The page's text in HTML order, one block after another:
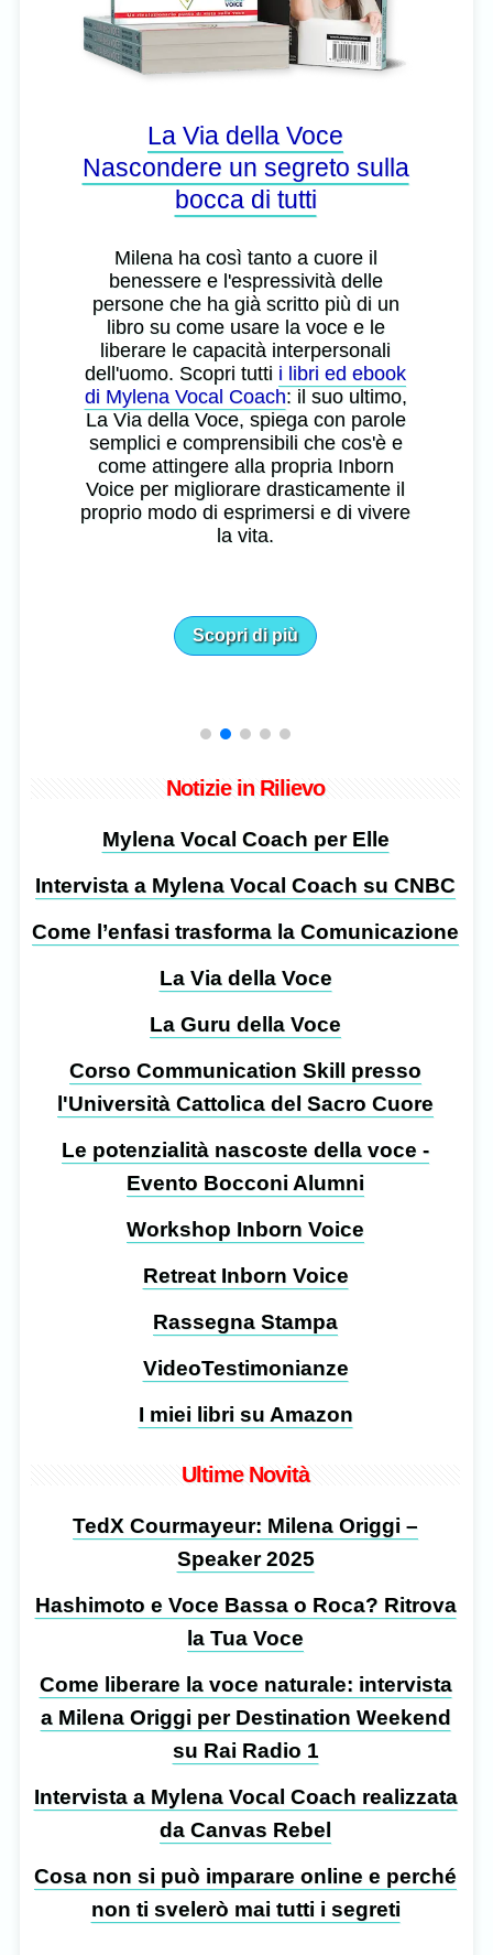
La Via della Voce
Nascondere un segreto sulla
bocca di tutti
Milena ha così tanto a cuore il
benessere e l'espressività delle
persone che ha già scritto più di un
libro su come usare la voce e le
liberare le capacità interpersonali
dell'uomo. Scopri tutti i libri ed ebook
di Mylena Vocal Coach: il suo ultimo,
La Via della Voce, spiega con parole
semplici e comprensibili che cos'è e
come attingere alla propria Inborn
Voice per migliorare drasticamente il
proprio modo di esprimersi e di vivere
la vita.
Scopri di più
Notizie in Rilievo
Mylena Vocal Coach per Elle
Intervista a Mylena Vocal Coach su CNBC
Come l’enfasi trasforma la Comunicazione
La Via della Voce
La Guru della Voce
Corso Communication Skill presso
l'Università Cattolica del Sacro Cuore
Le potenzialità nascoste della voce -
Evento Bocconi Alumni
Workshop Inborn Voice
Retreat Inborn Voice
Rassegna Stampa
VideoTestimonianze
I miei libri su Amazon
Ultime Novità
TedX Courmayeur: Milena Origgi –
Speaker 2025
Hashimoto e Voce Bassa o Roca? Ritrova
la Tua Voce
Come liberare la voce naturale: intervista
a Milena Origgi per Destination Weekend
su Rai Radio 1
Intervista a Mylena Vocal Coach realizzata
da Canvas Rebel
Cosa non si può imparare online e perché
non ti svelerò mai tutti i segreti